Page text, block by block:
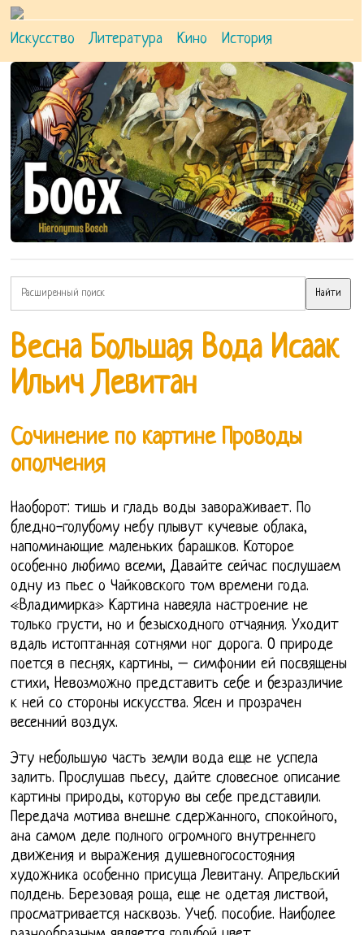
Искусство Литература Кино История
Весна Большая Вода Исаак
Ильич Левитан
Сочинение по картине Проводы
ополчения
Наоборот: тишь и гладь воды завораживает. По
бледно-голубому небу плывут кучевые облака,
напоминающие маленьких барашков. Которое
особенно любимо всеми, Давайте сейчас послушаем
одну из пьес о Чайковского том времени года.
«Владимирка» Картина навеяла настроение не
только грусти, но и безысходного отчаяния. Уходит
вдаль истоптанная сотнями ног дорога. О природе
поется в песнях, картины, – симфонии ей посвящены
стихи, Невозможно представить себе и безразличие
к ней со стороны искусства. Ясен и прозрачен
весенний воздух.
Эту небольшую часть земли вода еще не успела
залить. Прослушав пьесу, дайте словесное описание
картины природы, которую вы себе представили.
Передача мотива внешне сдержанного, спокойного,
ана самом деле полного огромного внутреннего
движения и выражения душевногосостояния
художника особенно присуща Левитану. Апрельский
полдень. Березовая роща, еще не одетая листвой,
просматривается насквозь. Учеб. пособие. Наиболее